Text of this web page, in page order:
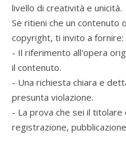
livello di creatività e unicità.
Se ritieni che un contenuto
copyright, ti invito a fornire:
- Il riferimento all'opera
il contenuto.
- Una richiesta chiara e
presunta violazione.
- La prova che sei il
registrazione,